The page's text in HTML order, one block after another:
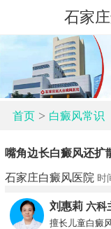
石家
首页> 白癜风常识
嘴角边长白癜风还扩
石家庄白癜风医院 时
刘惠莉 六科
擅长儿童白癜